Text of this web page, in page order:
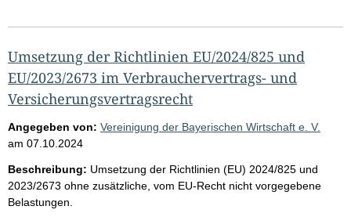
Umsetzung der Richtlinien EU/2024/825 und
EU/2023/2673 im Verbrauchervertrags- und
Versicherungsvertragsrecht
Angegeben von: Vereinigung der Bayerischen Wirtschaft e. V.
am 07.10.2024
Beschreibung: Umsetzung der Richtlinien (EU) 2024/825 und
2023/2673 ohne zusätzliche, vom EU-Recht nicht vorgegebene
Belastungen.